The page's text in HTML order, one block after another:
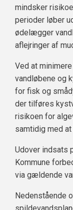
mindsker
perioder løber
ødelægger
aflejringer af
Ved at
vandløbene og
for fisk og
der tilføres
risikoen for
samtidig med
Udover indsats
Kommune
via gældende
Nedenstående